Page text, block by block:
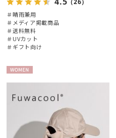
（26）
＃晴雨兼用
＃メディア掲載商品
＃送料無料
＃UVカット
＃ギフト向け